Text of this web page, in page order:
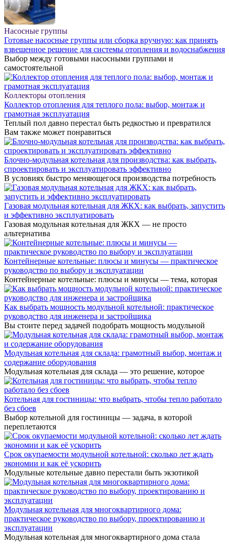
Насосные группы
Готовые насосные группы или сборка вручную: как принять
взвешенное решение для системы отопления и водоснабжения
Выбор между готовыми насосными группами и
самостоятельной
Коллекторы отопления
Коллектор отопления для теплого пола: выбор, монтаж и
грамотная эксплуатация
Теплый пол давно перестал быть редкостью и превратился
Вам также может понравиться
Блочно-модульная котельная для производства: как выбрать,
спроектировать и эксплуатировать эффективно
В условиях быстро меняющегося производства потребность
Газовая модульная котельная для ЖКХ: как выбрать, запустить
и эффективно эксплуатировать
Газовая модульная котельная для ЖКХ — не просто
альтернатива
Контейнерные котельные: плюсы и минусы — практическое
руководство по выбору и эксплуатации
Контейнерные котельные: плюсы и минусы — тема, которая
Как выбрать мощность модульной котельной: практическое
руководство для инженера и застройщика
Вы стоите перед задачей подобрать мощность модульной
Модульная котельная для склада: грамотный выбор, монтаж и
содержание оборудования
Модульная котельная для склада — это решение, которое
Котельная для гостиницы: что выбрать, чтобы тепло работало
без сбоев
Выбор котельной для гостиницы — задача, в которой
переплетаются
Срок окупаемости модульной котельной: сколько лет ждать
экономии и как её ускорить
Модульные котельные давно перестали быть экзотикой
Модульная котельная для многоквартирного дома:
практическое руководство по выбору, проектированию и
эксплуатации
Модульная котельная для многоквартирного дома стала